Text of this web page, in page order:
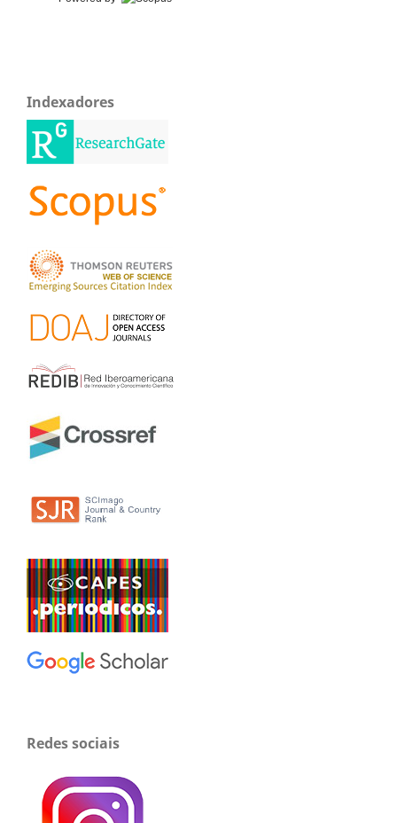
Indexadores
Redes sociais